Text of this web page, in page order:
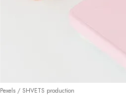
Pexels / SHVETS production